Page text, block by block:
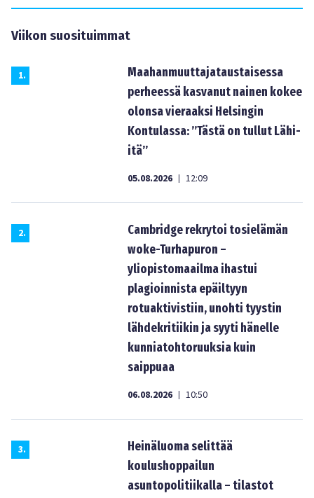
Viikon suosituimmat
1.
Maahanmuuttajataustaisessa
perheessä kasvanut nainen kokee
olonsa vieraaksi Helsingin
Kontulassa: ”Tästä on tullut Lähi-
itä”
05.08.2026 | 12:09
2.
Cambridge rekrytoi tosielämän
woke-Turhapuron –
yliopistomaailma ihastui
plagioinnista epäiltyyn
rotuaktivistiin, unohti tyystin
lähdekritiikin ja syyti hänelle
kunniatohtoruuksia kuin
saippuaa
06.08.2026 | 10:50
3.
Heinäluoma selittää
koulushoppailun
asuntopolitiikalla – tilastot